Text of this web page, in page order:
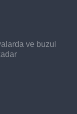
ve buzul